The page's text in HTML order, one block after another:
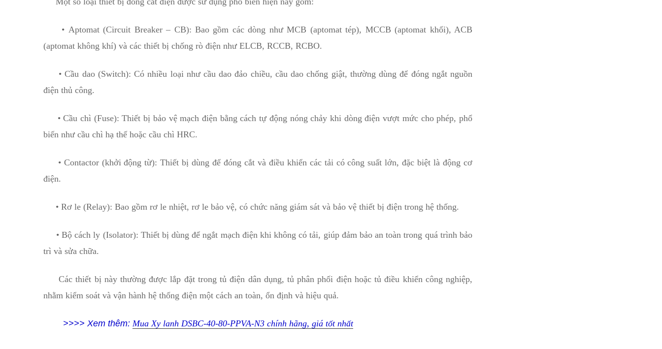
• Aptomat (Circuit Breaker – CB): Bao gồm các dòng như MCB (aptomat tép), MCCB (aptomat khối), ACB
(aptomat không khí) và các thiết bị chống rò điện như ELCB, RCCB, RCBO.
• Cầu dao (Switch): Có nhiều loại như cầu dao đảo chiều, cầu dao chống giật, thường dùng để đóng ngắt nguồn
điện thủ công.
• Cầu chì (Fuse): Thiết bị bảo vệ mạch điện bằng cách tự động nóng chảy khi dòng điện vượt mức cho phép, phổ
biến như cầu chì hạ thế hoặc cầu chì HRC.
• Contactor (khởi động từ): Thiết bị dùng để đóng cắt và điều khiển các tải có công suất lớn, đặc biệt là động cơ
điện.
• Rơ le (Relay): Bao gồm rơ le nhiệt, rơ le bảo vệ, có chức năng giám sát và bảo vệ thiết bị điện trong hệ thống.
• Bộ cách ly (Isolator): Thiết bị dùng để ngắt mạch điện khi không có tải, giúp đảm bảo an toàn trong quá trình bảo
trì và sửa chữa.
Các thiết bị này thường được lắp đặt trong tủ điện dân dụng, tủ phân phối điện hoặc tủ điều khiển công nghiệp,
nhằm kiểm soát và vận hành hệ thống điện một cách an toàn, ổn định và hiệu quả.
>>>> Xem thêm: Mua Xy lanh DSBC-40-80-PPVA-N3 chính hãng, giá tốt nhất